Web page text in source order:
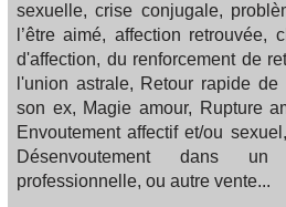
sexuelle, crise conjugale,
l’être aimé, affection retrouvée,
d'affection, du renforcement de
l'union astrale, Retour rapide
son ex, Magie amour, Rupture
Envoutement affectif et/ou
Désenvoutement dans
professionnelle, ou autre vente...